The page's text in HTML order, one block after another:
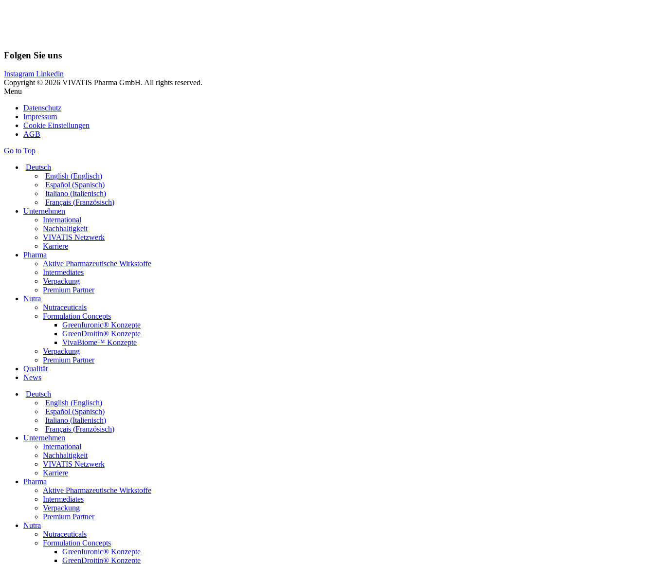
Folgen Sie uns
Instagram Linkedin
Copyright © 2026 VIVATIS Pharma GmbH. All rights reserved.
Menu
Datenschutz
Impressum
Cookie Einstellungen
AGB
Go to Top
Deutsch
English(Englisch)
Español(Spanisch)
Italiano(Italienisch)
Français(Französisch)
Unternehmen
International
Nachhaltigkeit
VIVATIS Netzwerk
Karriere
Pharma
Aktive Pharmazeutische Wirkstoffe
Intermediates
Verpackung
Premium Partner
Nutra
Nutraceuticals
Formulation Concepts
GreenIuronic® Konzepte
GreenDroitin® Konzepte
VivaBiome™ Konzepte
Verpackung
Premium Partner
Qualität
News
Deutsch
English(Englisch)
Español(Spanisch)
Italiano(Italienisch)
Français(Französisch)
Unternehmen
International
Nachhaltigkeit
VIVATIS Netzwerk
Karriere
Pharma
Aktive Pharmazeutische Wirkstoffe
Intermediates
Verpackung
Premium Partner
Nutra
Nutraceuticals
Formulation Concepts
GreenIuronic® Konzepte
GreenDroitin® Konzepte